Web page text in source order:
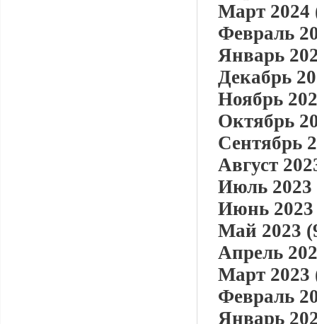
Март 2024
Февраль
Январь
Декабрь
Ноябрь
Октябрь
Сентябрь
Август
Июль 2023
Июнь 2023
Май 2023
Апрель
Март 2023
Февраль
Январь